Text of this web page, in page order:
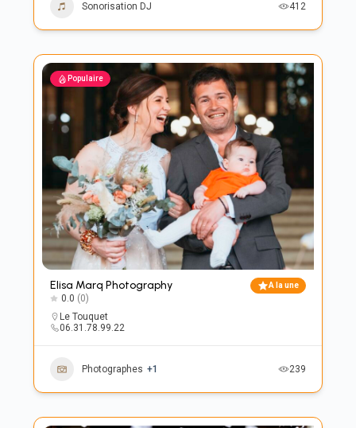
Sonorisation DJ 412
Populaire
Elisa Marq Photography
0.0 (0)
A la une
Le Touquet
06.31.78.99.22
Photographes +1 239